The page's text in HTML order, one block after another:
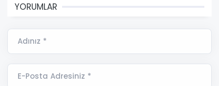
YORUMLAR
Adınız *
E-Posta Adresiniz *